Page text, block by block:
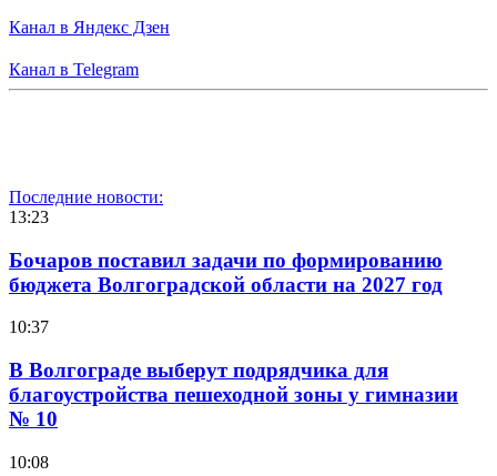
Канал в Яндекс Дзен
Канал в Telegram
Последние новости:
13:23
Бочаров поставил задачи по формированию
бюджета Волгоградской области на 2027 год
10:37
В Волгограде выберут подрядчика для
благоустройства пешеходной зоны у гимназии
№ 10
10:08